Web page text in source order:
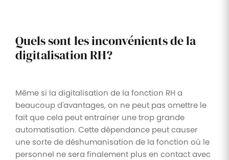
Quels sont les inconvénients de la
digitalisation RH?
Même si la digitalisation de la fonction RH a
beaucoup d'avantages, on ne peut pas omettre le
fait que cela peut entrainer une trop grande
automatisation. Cette dépendance peut causer
une sorte de déshumanisation de la fonction où le
personnel ne sera finalement plus en contact avec